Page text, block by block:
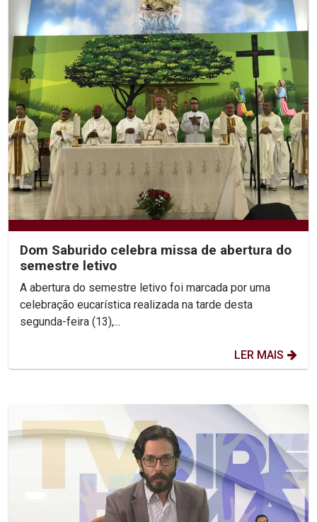
Dom Saburido celebra missa de abertura do
semestre letivo
A abertura do semestre letivo foi marcada por uma
celebração eucarística realizada na tarde desta
segunda-feira (13),...
LER MAIS